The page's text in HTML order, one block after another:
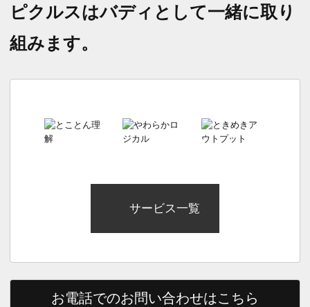
ピクルスはバディとして一緒に取り
組みます。
サービス一覧
お電話でのお問い合わせはこちら